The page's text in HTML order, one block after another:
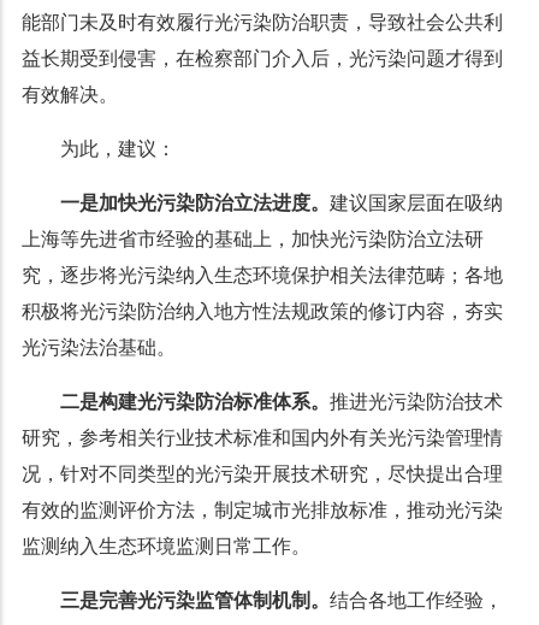
能部门未及时有效履行光污染防治职责，导致社会公共利
益长期受到侵害，在检察部门介入后，光污染问题才得到
有效解决。
为此，建议：
一是加快光污染防治立法进度。 建议国家层面在吸纳
上海等先进省市经验的基础上，加快光污染防治立法研
究，逐步将光污染纳入生态环境保护相关法律范畴；各地
积极将光污染防治纳入地方性法规政策的修订内容，夯实
光污染法治基础。
二是构建光污染防治标准体系。 推进光污染防治技术
研究，参考相关行业技术标准和国内外有关光污染管理情
况，针对不同类型的光污染开展技术研究，尽快提出合理
有效的监测评价方法，制定城市光排放标准，推动光污染
监测纳入生态环境监测日常工作。
三是完善光污染监管体制机制。 结合各地工作经验，